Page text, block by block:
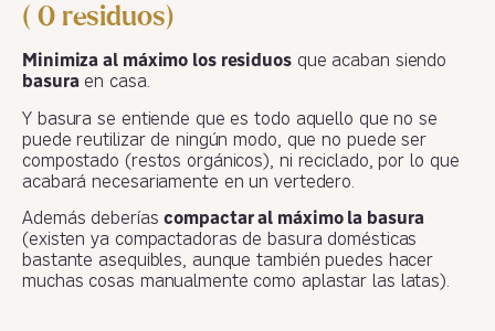
( 0 residuos)
Minimiza al máximo los residuosque acaban siendo
basuraen casa.
Y basura se entiende que es todo aquello que no se
puede reutilizar de ningún modo, que no puede ser
compostado (restos orgánicos), ni reciclado, por lo que
acabará necesariamente en un vertedero.
Además deberíascompactar al máximo la basura
(existen ya compactadoras de basura domésticas
bastante asequibles, aunque también puedes hacer
muchas cosas manualmente como aplastar las latas).